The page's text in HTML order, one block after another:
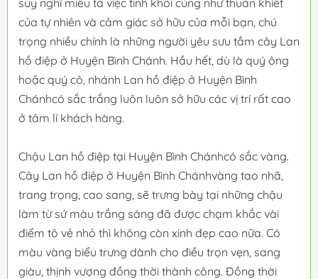
của tự nhiên và cảm giác sở hữu của mỗi bạn, chú
trọng nhiều chính là những người yêu sưu tầm cây Lan
hồ điệp ở Huyện Bình Chánh. Hầu hết, dù là quý ông
hoặc quý cô, nhánh Lan hồ điệp ở Huyện Bình
Chánhcó sắc trắng luôn luôn sở hữu các vị trí rất cao
ở tâm lí khách hàng.
Chậu Lan hồ điệp tại Huyện Bình Chánhcó sắc vàng.
Cây Lan hồ điệp ở Huyện Bình Chánhvàng tao nhã,
trang trọng, cao sang, sẽ trưng bày tại những chậu
làm từ sứ màu trắng sáng đã được chạm khắc vài
điểm tô vẻ nhỏ thì không còn xinh đẹp cao nữa. Có
màu vàng biểu trưng dành cho điều trọn vẹn, sang
giàu, thịnh vượng đồng thời thành công. Đồng thời